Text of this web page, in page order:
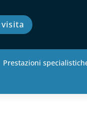
Prestazioni